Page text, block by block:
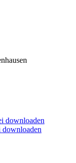
downloaden
downloaden